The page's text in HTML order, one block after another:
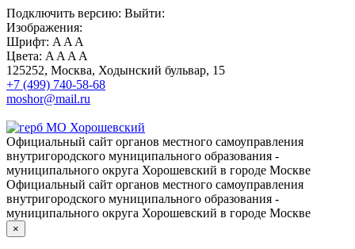
Подключить версию: Выйти:
Изображения:
Шрифт: A A A
Цвета: A A A A
125252, Москва, Ходынский бульвар, 15
+7 (499) 740-58-68
moshor@mail.ru
Официальный сайт органов местного самоуправления
внутригородского муниципального образования -
муниципального округа Хорошевский в городе Москве
Официальный сайт органов местного самоуправления
внутригородского муниципального образования -
муниципального округа Хорошевский в городе Москве
×